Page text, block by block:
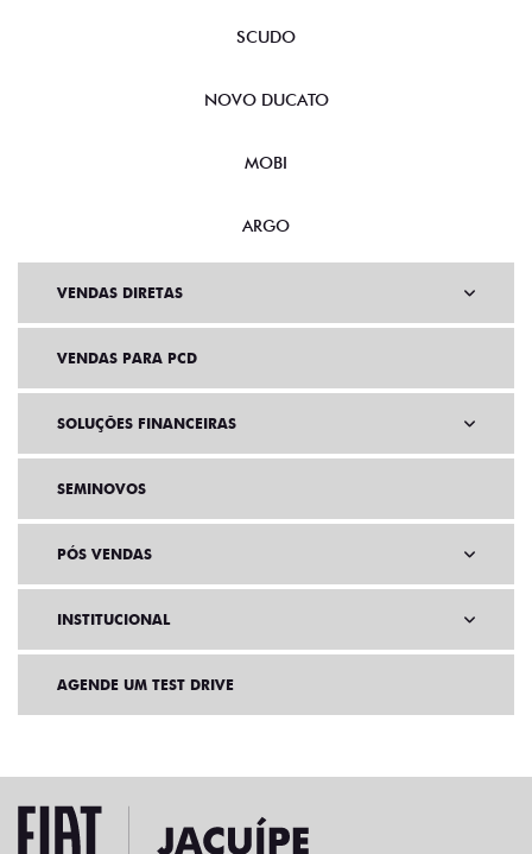
SCUDO
NOVO DUCATO
MOBI
ARGO
VENDAS DIRETAS
VENDAS PARA PCD
SOLUÇÕES FINANCEIRAS
SEMINOVOS
PÓS VENDAS
INSTITUCIONAL
AGENDE UM TEST DRIVE